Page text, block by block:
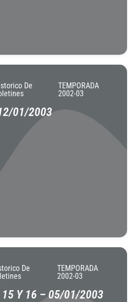
De
TEMPORADA
2002-03
01/2003
De
TEMPORADA
2002-03
15 Y 16 – 05/01/2003